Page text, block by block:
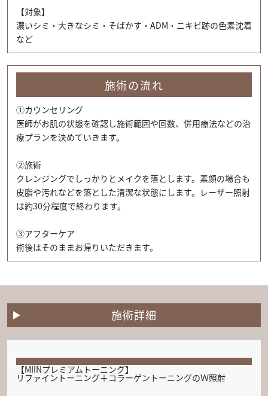
【対象】
濃いシミ・大きなシミ・そばかす・ADM・ニキビ跡の色素沈着
など
施術の流れ
①カウンセリング
医師がお肌の状態を確認し施術範囲や回数、併用療法などの治
療プランを決めていきます。
②施術
クレンジングでしっかりとメイクを落とします。素顔の場合も
皮脂や汚れなどを落とした清潔な状態にします。レーザー照射
は約30分程度で終わります。
③アフターケア
術後はそのままお帰りいただきます。
施術詳細
【MIINプレミアムトーニング】
リファイントーニング＋コラーゲントーニングのＷ照射